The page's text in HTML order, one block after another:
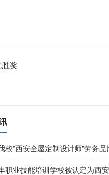
奖
校"西安全屋定制设计师"劳务
职业技能培训学校被认定为西